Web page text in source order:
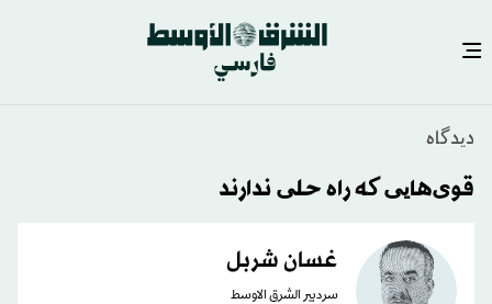
دیدگاه
قوی‌هایی که راه حلی ندارند
غسان شربل
سردبير الشرق الاوسط